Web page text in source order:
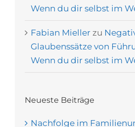
Wenn du dir selbst im
Fabian Mieller zu
Glaubenssätze von
Wenn du dir selbst im
Neueste Beiträge
Nachfolge im